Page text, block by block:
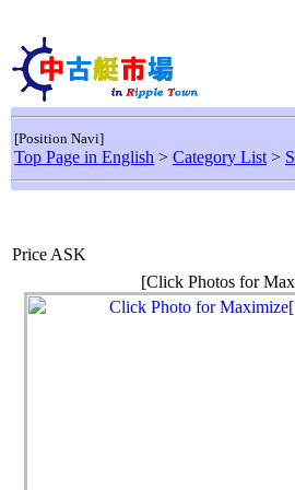
[Position Navi]
Top Page in English > Category List >
Price ASK
[Click Photos for